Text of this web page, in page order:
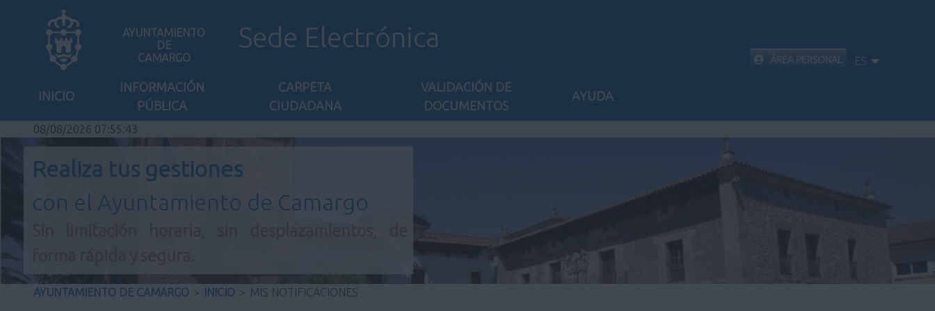
AYUNTAMIENTO
DE
CAMARGO
Sede Electrónica
INICIO
INFORMACIÓN
PÚBLICA
CARPETA
CIUDADANA
VALIDACIÓN DE
DOCUMENTOS
AYUDA
ÁREA PERSONAL ES
08/08/2026 07:55:43
Realiza tus gestiones
con el Ayuntamiento de Camargo
AYUNTAMIENTO DE CAMARGO > INICIO > MIS NOTIFICACIONES